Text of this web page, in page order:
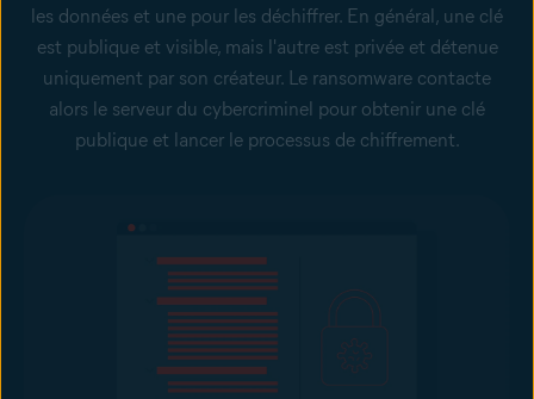
les données et une pour les déchiffrer. En général, une clé
est publique et visible, mais l'autre est privée et détenue
uniquement par son créateur. Le ransomware contacte
alors le serveur du cybercriminel pour obtenir une clé
publique et lancer le processus de chiffrement.